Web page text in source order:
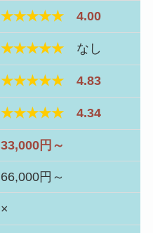
★★★★★ 4.00
★★★★★なし
★★★★★ 4.83
★★★★★ 4.34
33,000円～
66,000円～
×